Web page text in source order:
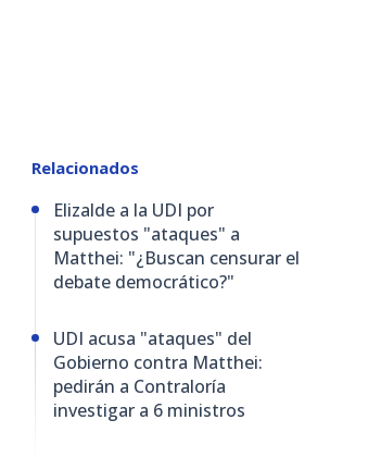
Relacionados
Elizalde a la UDI por
supuestos "ataques" a
Matthei: "¿Buscan censurar el
debate democrático?"
UDI acusa "ataques" del
Gobierno contra Matthei:
pedirán a Contraloría
investigar a 6 ministros